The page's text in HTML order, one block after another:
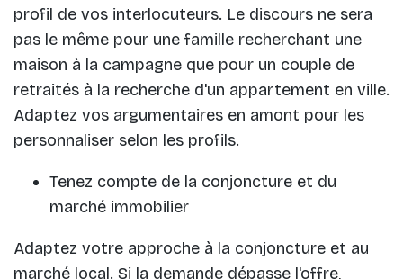
profil de vos interlocuteurs. Le discours ne sera
pas le même pour une famille recherchant une
maison à la campagne que pour un couple de
retraités à la recherche d'un appartement en ville.
Adaptez vos argumentaires en amont pour les
personnaliser selon les profils.
Tenez compte de la conjoncture et du
marché immobilier
Adaptez votre approche à la conjoncture et au
marché local. Si la demande dépasse l'offre,